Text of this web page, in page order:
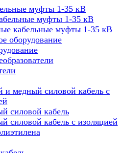
муфты 1-35 кВ
муфты 1-35 кВ
кабельные муфты 1-35 кВ
оборудование
медный силовой кабель с
силовой кабель
силовой кабель с изоляцией